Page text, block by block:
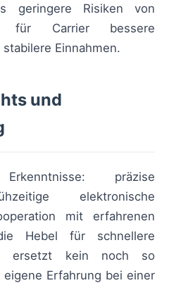
geringere Risiken von
für Carrier bessere
Einnahmen.
und
präzise
elektronische
mit erfahrenen
Hebel für schnellere
ersetzt kein noch so
Erfahrung bei einer